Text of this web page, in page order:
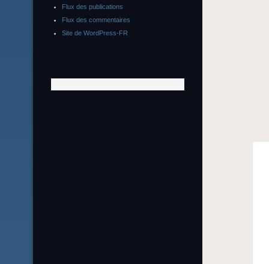
Flux des publications
Flux des commentaires
Site de WordPress-FR